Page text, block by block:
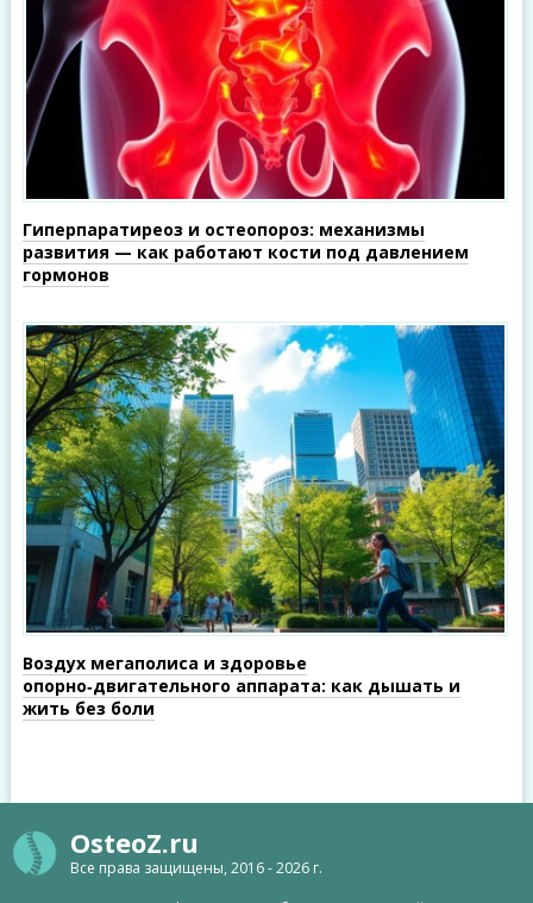
Гиперпаратиреоз и остеопороз: механизмы
развития — как работают кости под давлением
гормонов
Воздух мегаполиса и здоровье
опорно‑двигательного аппарата: как дышать и
жить без боли
OsteoZ.ru
Все права защищены, 2016 - 2026 г.